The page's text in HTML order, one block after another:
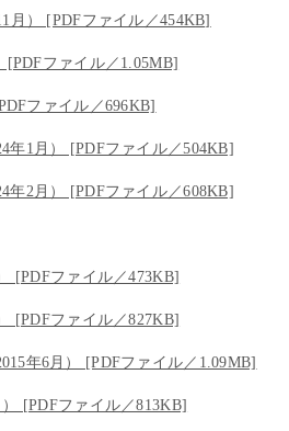
月） [PDFファイル／454KB]
[PDFファイル／1.05MB]
ファイル／696KB]
年1月） [PDFファイル／504KB]
年2月） [PDFファイル／608KB]
[PDFファイル／473KB]
[PDFファイル／827KB]
年6月） [PDFファイル／1.09MB]
[PDFファイル／813KB]